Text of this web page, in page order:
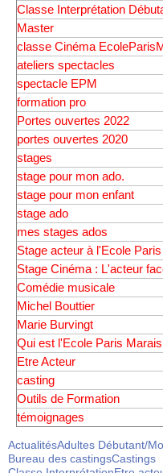
cours de théâtre adulte.
cours de théâtre adulte
Classe Interprétation
Master
classe Cinéma
ateliers spectacles
spectacle EPM
formation pro
Portes ouvertes 2022
portes ouvertes 2020
stages
stage pour mon ado.
stage pour mon enfant
stage ado
mes stages ados
Stage acteur à l'Ecole Paris
Stage Cinéma : L'acteur
Comédie musicale
Michel Bouttier
Marie Burvingt
Qui est l'Ecole Paris Marais
Etre Acteur
casting
témoignages